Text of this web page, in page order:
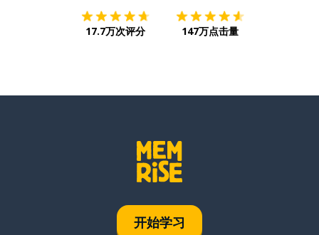
17.7万次评分 147万点击量
开始学习